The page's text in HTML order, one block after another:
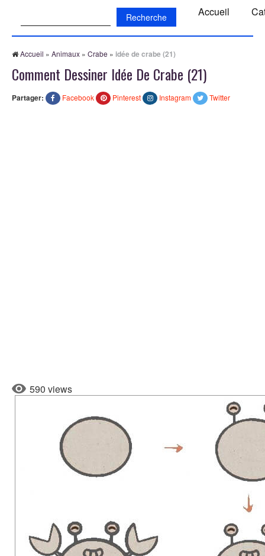
Accueil
Accueil » Animaux » Crabe » idée de crabe (21)
Comment Dessiner Idée De Crabe (21)
Partager: Facebook Pinterest Instagram Twitter
590 views